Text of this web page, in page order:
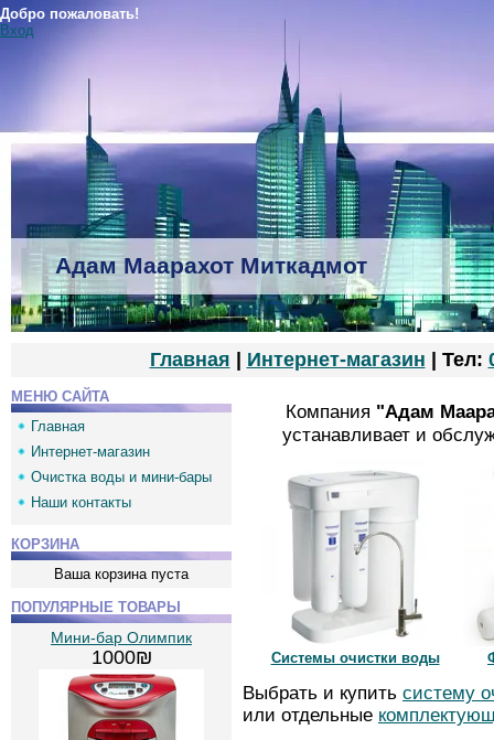
Добро пожаловать!
Вход
Адам Маарахот Миткадмот
Главная Интернет-магазин | Тел:
МЕНЮ САЙТА
Главная
Интернет-магазин
Очистка воды и мини-бары
Наши контакты
КОРЗИНА
Ваша корзина пуста
ПОПУЛЯРНЫЕ ТОВАРЫ
Мини-бар Олимпик
1000₪
Компания "Адам
устанавливает и
Системы очистки воды
Выбрать и купить систему
или отдельные